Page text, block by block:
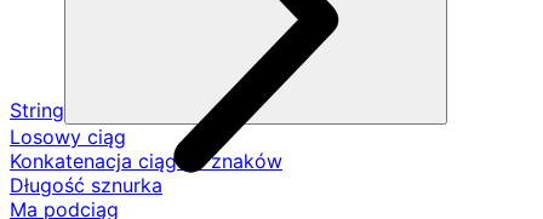
String
Losowy ciąg
Konkatenacja ciągów znaków
Długość sznurka
Ma podciąg